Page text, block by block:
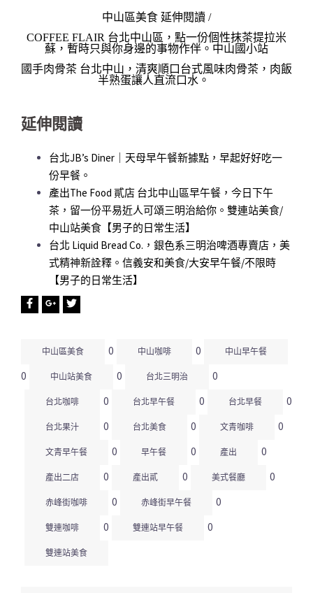
中山區美食 延伸閱讀 /
COFFEE FLAIR 台北中山區，點一份個性抹茶提拉米
蘇，暫時只與你身邊的事物作伴。中山國小站
國手肉骨茶 台北中山，清爽順口台式風味肉骨茶，肉飯
半熟蛋讓人直流口水。
延伸閱讀
台北JB’s Diner｜天母早午餐新據點，早起好好吃一
份早餐。
產出The Food 貳店 台北中山區早午餐，今日下午
茶，留一份平易近人可頌三明治給你。雙連站美食/
中山站美食【男子的日常生活】
台北 Liquid Bread Co.，銀色系三明治啤酒專賣店，美
式精神新詮釋。信義安和美食/大安早午餐/不限時
【男子的日常生活】
中山區美食 0 中山咖啡 0 中山早午餐
0 中山站美食 0 台北三明治 0
台北咖啡 0 台北早午餐 0 台北早餐 0
台北果汁 0 台北美食 0 文青咖啡 0
文青早午餐 0 早午餐 0 產出 0
產出二店 0 產出貳 0 美式餐廳 0
赤峰街咖啡 0 赤峰街早午餐 0
雙連咖啡 0 雙連站早午餐 0
雙連站美食